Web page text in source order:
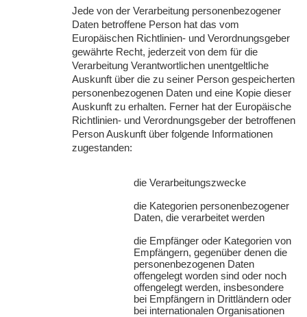
Jede von der Verarbeitung personenbezogener
Daten betroffene Person hat das vom
Europäischen Richtlinien- und Verordnungsgeber
gewährte Recht, jederzeit von dem für die
Verarbeitung Verantwortlichen unentgeltliche
Auskunft über die zu seiner Person gespeicherten
personenbezogenen Daten und eine Kopie dieser
Auskunft zu erhalten. Ferner hat der Europäische
Richtlinien- und Verordnungsgeber der betroffenen
Person Auskunft über folgende Informationen
zugestanden:
die Verarbeitungszwecke
die Kategorien personenbezogener
Daten, die verarbeitet werden
die Empfänger oder Kategorien von
Empfängern, gegenüber denen die
personenbezogenen Daten
offengelegt worden sind oder noch
offengelegt werden, insbesondere
bei Empfängern in Drittländern oder
bei internationalen Organisationen